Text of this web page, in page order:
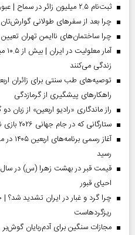
ثبت‌نام ۲.۵ میلیون زائر در سماح | عبور ۱.۷ میلیون نفر از مرز‌های اربعین
چرا بعد از سفرهای طولانی
چرا ساختمان‌های ناایمن تهران
زندگی می‌کنند
توصیه‌های طب سنتی برای زائران
راهکارهای پیشگیری از گرمازدگی
راز ماندگاری «رادیو اربعین» از
ستارگانی که در جام جهانی ۲۰۲۶ بازی نکردند
رسید
احیای قبور
چرا گرد و غبار در ایران تشدید شد؟ |
ریزگردهاست
مجازات سنگین برای آدم‌ربایان گوش‌بر